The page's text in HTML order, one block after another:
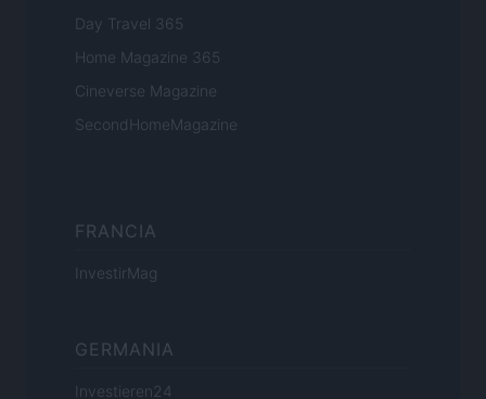
Day Travel 365
Home Magazine 365
Cineverse Magazine
SecondHomeMagazine
FRANCIA
InvestirMag
GERMANIA
Investieren24